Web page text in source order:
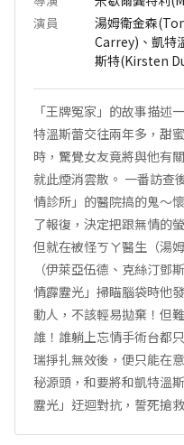
演員
湯姆衛金森
Carrey)、凱特
斯特(Kirsten
「王牌冤家」的故事描述
特溫斯蕾交往兩年多，甜
時，驚覺女友竟將與他有
就此煙消雲散。 一番訪查
情診所」的醫院搞的鬼～
了報復，決定把跟無情
但就在被怪ㄎㄚ醫生（湯
（伊萊亞伍德、克絲汀鄧
情霹靂光」掃瞄腦袋時他
動人，不該輕易拋棄！但
誰！誰躺上忘情手術台都
瑞掙扎無效後，便只能在
秘源頭，和要將和凱特溫
靂光」迂迴對抗，誓死搶